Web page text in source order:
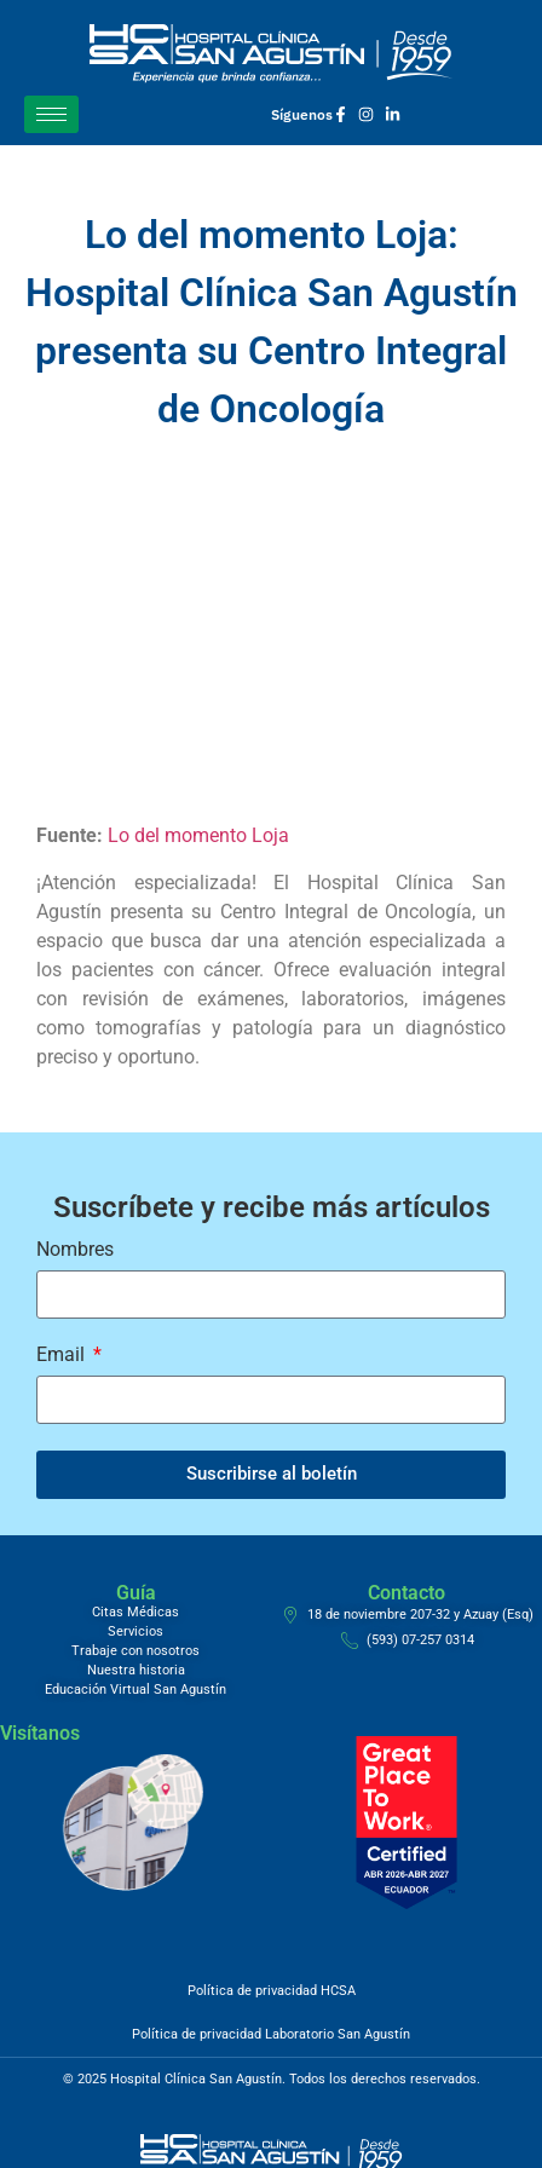
Síguenos
Lo del momento Loja:
Hospital Clínica San Agustín
presenta su Centro Integral
de Oncología
Fuente: Lo del momento Loja
¡Atención especializada! El Hospital Clínica San
Agustín presenta su Centro Integral de Oncología, un
espacio que busca dar una atención especializada a
los pacientes con cáncer. Ofrece evaluación integral
con revisión de exámenes, laboratorios, imágenes
como tomografías y patología para un diagnóstico
preciso y oportuno.
Suscríbete y recibe más artículos
Nombres
Email
Suscribirse al boletín
Guía
Citas Médicas
Servicios
Trabaje con nosotros
Nuestra historia
Educación Virtual San Agustín
Contacto
18 de noviembre 207-32 y Azuay (Esq)
(593) 07-257 0314
Visítanos
Política de privacidad HCSA
Política de privacidad Laboratorio San Agustín
© 2025 Hospital Clínica San Agustín. Todos los derechos reservados.